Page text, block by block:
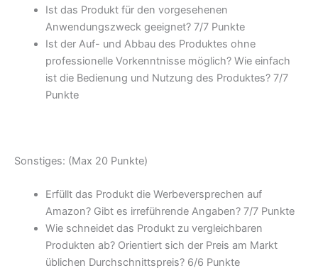
Ist das Produkt für den vorgesehenen
Anwendungszweck geeignet? 7/7 Punkte
Ist der Auf- und Abbau des Produktes ohne
professionelle Vorkenntnisse möglich? Wie einfach
ist die Bedienung und Nutzung des Produktes? 7/7
Punkte
Sonstiges: (Max 20 Punkte)
Erfüllt das Produkt die Werbeversprechen auf
Amazon? Gibt es irreführende Angaben? 7/7 Punkte
Wie schneidet das Produkt zu vergleichbaren
Produkten ab? Orientiert sich der Preis am Markt
üblichen Durchschnittspreis? 6/6 Punkte